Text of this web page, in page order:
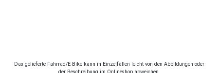
Das gelieferte Fahrrad/E-Bike kann in Einzelfällen leicht von den Abbildungen oder
der Beschreibung im Onlineshop abweichen.